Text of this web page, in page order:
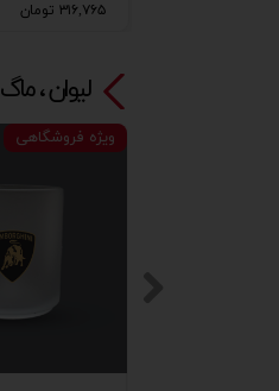
۳۱۶,۷۶۵ تومان
ویژه فروشگاهی
لیوان ، ماگ